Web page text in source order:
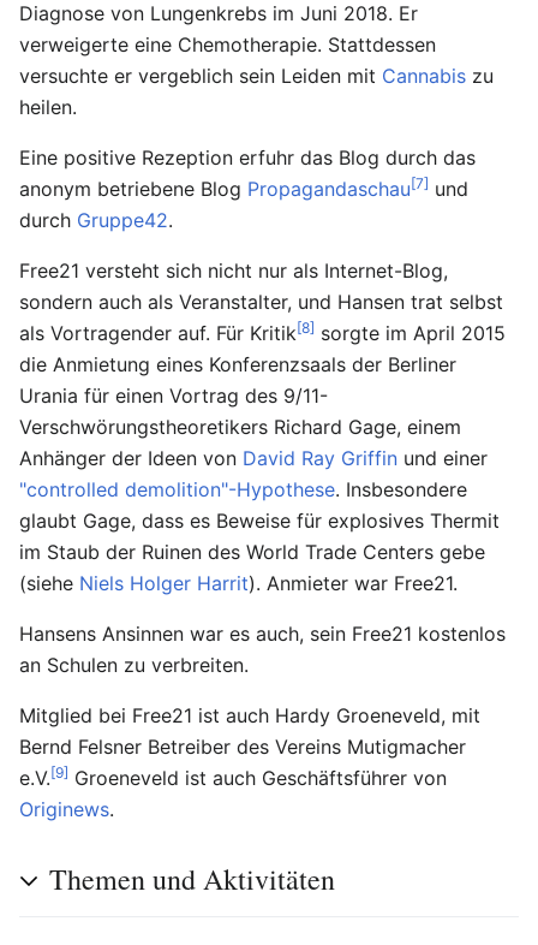
Diagnose von Lungenkrebs im Juni 2018. Er
verweigerte eine Chemotherapie. Stattdessen
versuchte er vergeblich sein Leiden mit Cannabis zu
heilen.
Eine positive Rezeption erfuhr das Blog durch das
anonym betriebene Blog Propagandaschau[7] und
durch Gruppe42.
Free21 versteht sich nicht nur als Internet-Blog,
sondern auch als Veranstalter, und Hansen trat selbst
als Vortragender auf. Für Kritik[8] sorgte im April 2015
die Anmietung eines Konferenzsaals der Berliner
Urania für einen Vortrag des 9/11-
Verschwörungstheoretikers Richard Gage, einem
Anhänger der Ideen von David Ray Griffin und einer
"controlled demolition"-Hypothese. Insbesondere
glaubt Gage, dass es Beweise für explosives Thermit
im Staub der Ruinen des World Trade Centers gebe
(siehe Niels Holger Harrit). Anmieter war Free21.
Hansens Ansinnen war es auch, sein Free21 kostenlos
an Schulen zu verbreiten.
Mitglied bei Free21 ist auch Hardy Groeneveld, mit
Bernd Felsner Betreiber des Vereins Mutigmacher
e.V.[9] Groeneveld ist auch Geschäftsführer von
Originews.
Themen und Aktivitäten